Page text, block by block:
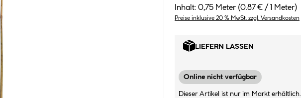
Inhalt: 0,75 Meter (0.87 € / 1 Meter)
Preise inklusive 20 % MwSt. zzgl. Versandkosten
LIEFERN LASSEN
Online nicht verfügbar
Dieser Artikel ist nur im Markt erhältlich.